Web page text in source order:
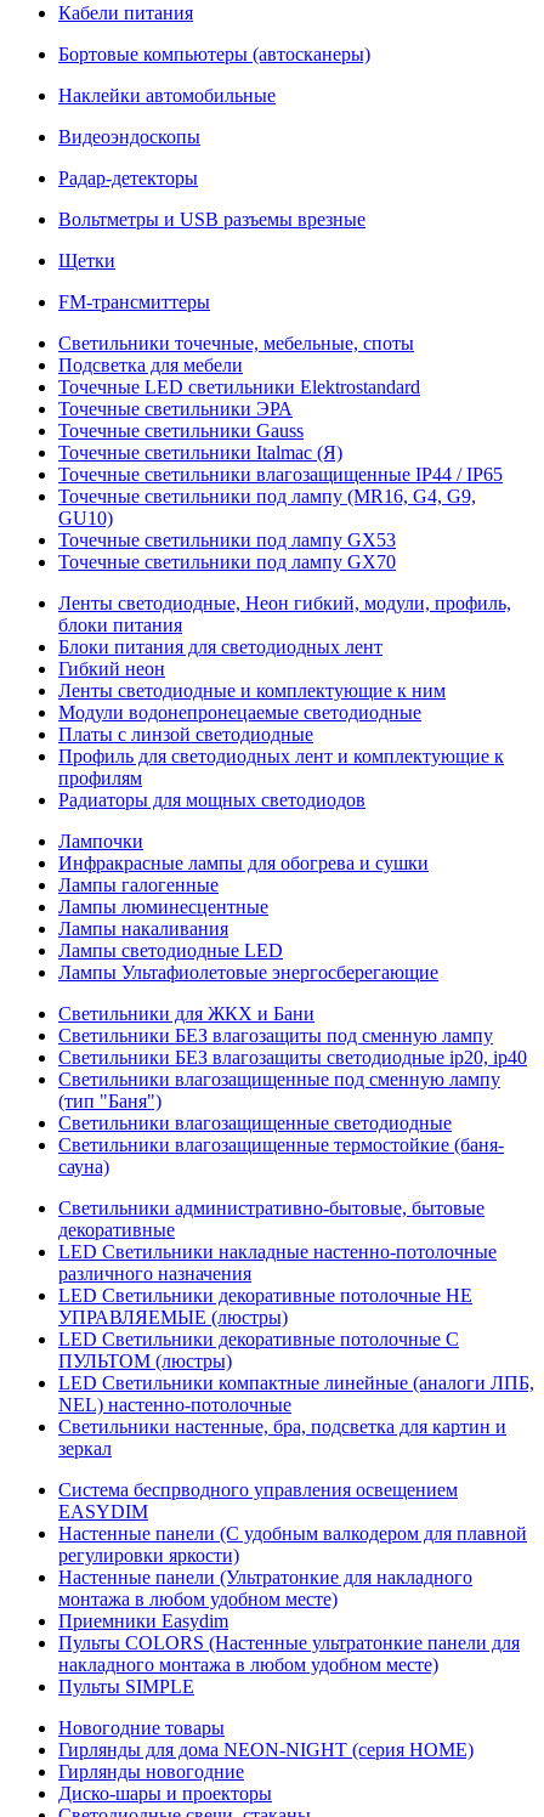
Кабели питания
Бортовые компьютеры (автосканеры)
Наклейки автомобильные
Видеоэндоскопы
Радар-детекторы
Вольтметры и USB разъемы врезные
Щетки
FM-трансмиттеры
Светильники точечные, мебельные, споты
Подсветка для мебели
Точечные LED светильники Elektrostandard
Точечные светильники ЭРА
Точечные светильники Gauss
Точечные светильники Italmac (Я)
Точечные светильники влагозащищенные IP44 / IP65
Точечные светильники под лампу (MR16, G4, G9,
GU10)
Точечные светильники под лампу GX53
Точечные светильники под лампу GX70
Ленты светодиодные, Неон гибкий, модули, профиль,
блоки питания
Блоки питания для светодиодных лент
Гибкий неон
Ленты светодиодные и комплектующие к ним
Модули водонепронецаемые светодиодные
Платы с линзой светодиодные
Профиль для светодиодных лент и комплектующие к
профилям
Радиаторы для мощных светодиодов
Лампочки
Инфракрасные лампы для обогрева и сушки
Лампы галогенные
Лампы люминесцентные
Лампы накаливания
Лампы светодиодные LED
Лампы Ультафиолетовые энергосберегающие
Светильники для ЖКХ и Бани
Светильники БЕЗ влагозащиты под сменную лампу
Светильники БЕЗ влагозащиты светодиодные ip20, ip40
Светильники влагозащищенные под сменную лампу
(тип "Баня")
Светильники влагозащищенные светодиодные
Светильники влагозащищенные термостойкие (баня-
сауна)
Светильники административно-бытовые, бытовые
декоративные
LED Cветильники накладные настенно-потолочные
различного назначения
LED Светильники декоративные потолочные НЕ
УПРАВЛЯЕМЫЕ (люстры)
LED Светильники декоративные потолочные С
ПУЛЬТОМ (люстры)
LED Светильники компактные линейные (аналоги ЛПБ,
NEL) настенно-потолочные
Светильники настенные, бра, подсветка для картин и
зеркал
Система беспрводного управления освещением
EASYDIM
Настенные панели (С удобным валкодером для плавной
регулировки яркости)
Настенные панели (Ультратонкие для накладного
монтажа в любом удобном месте)
Приемники Easydim
Пульты COLORS (Настенные ультратонкие панели для
накладного монтажа в любом удобном месте)
Пульты SIMPLE
Новогодние товары
Гирлянды для дома NEON-NIGHT (серия HOME)
Гирлянды новогодние
Диско-шары и проекторы